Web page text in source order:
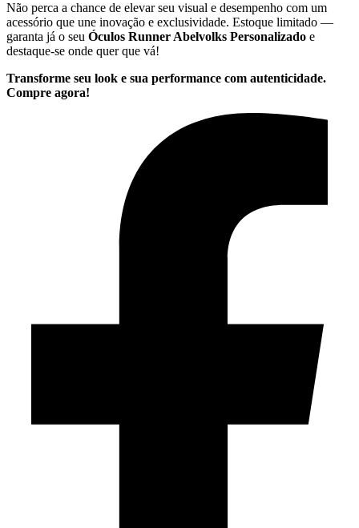
Não perca a chance de elevar seu visual e desempenho com um
acessório que une inovação e exclusividade. Estoque limitado —
garanta já o seu Óculos Runner Abelvolks Personalizado e
destaque-se onde quer que vá!
Transforme seu look e sua performance com autenticidade.
Compre agora!